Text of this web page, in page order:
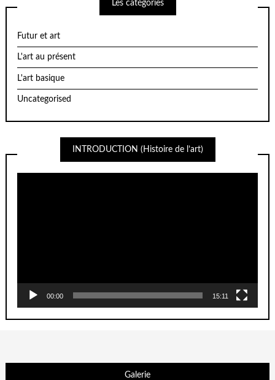
Les catégories
Futur et art
L'art au présent
L'art basique
Uncategorised
INTRODUCTION (Histoire de l’art)
00:00 15:11
Galerie